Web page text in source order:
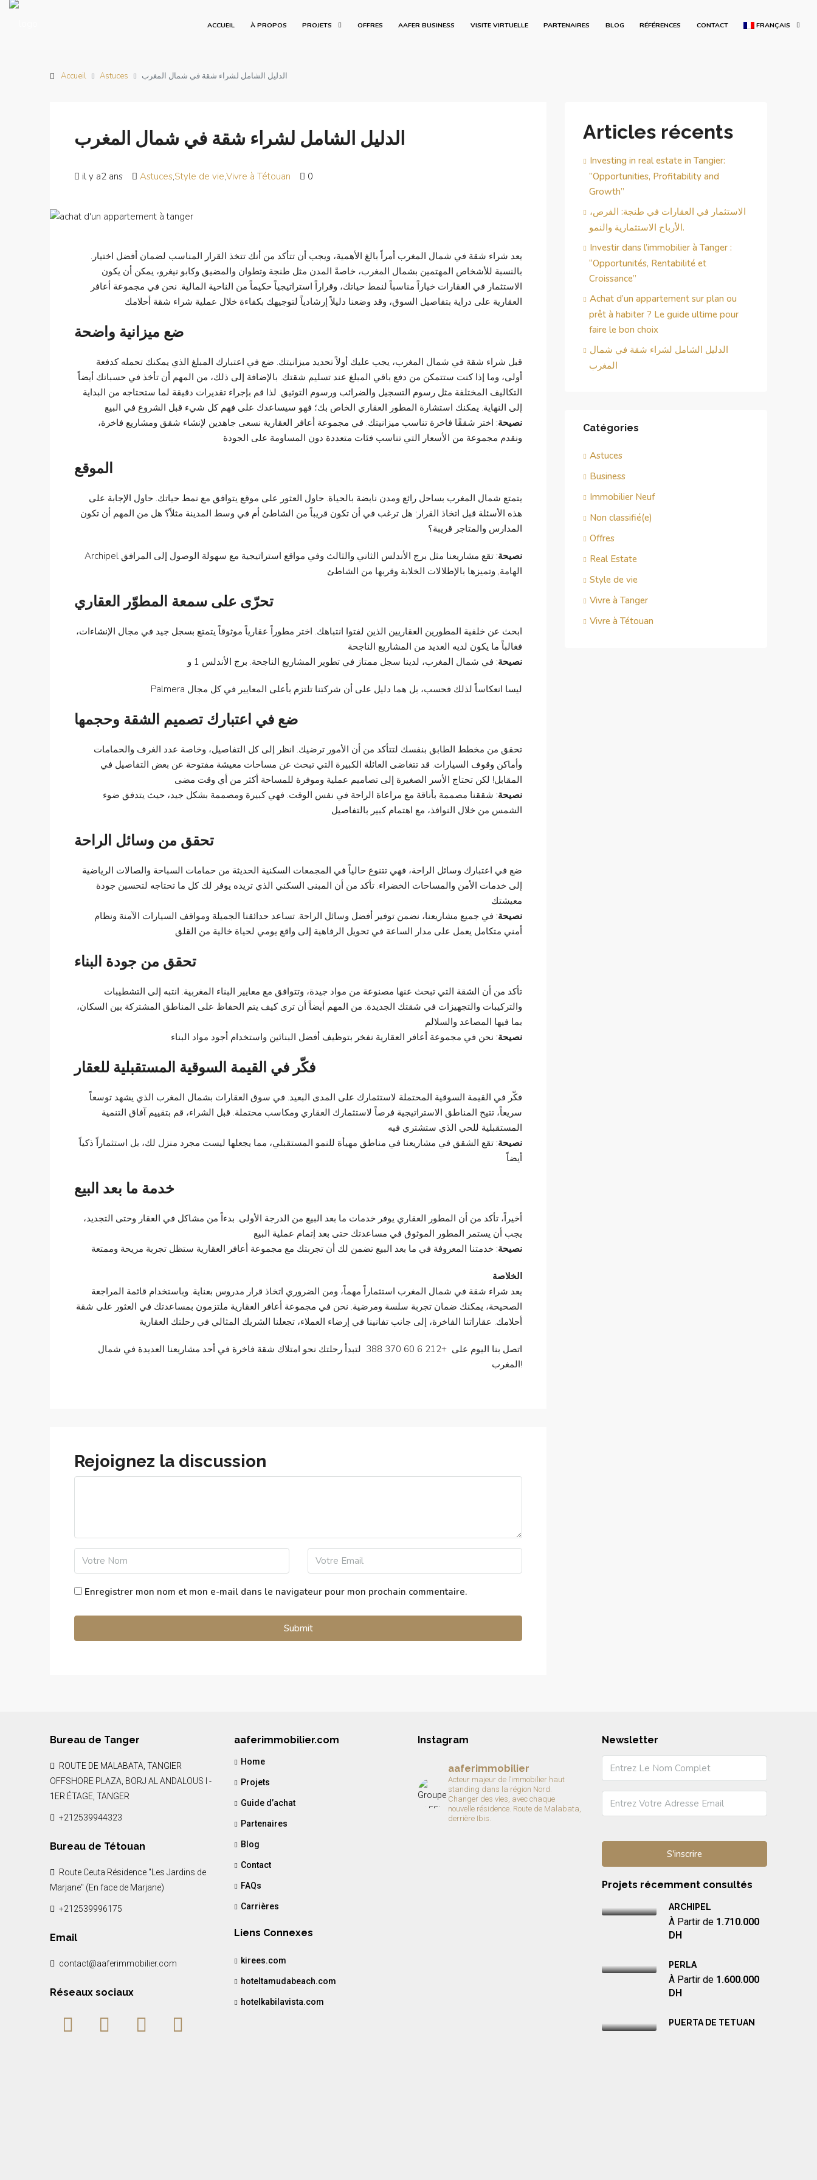
ACCUEIL À PROPOS PROJETS OFFRES AAFER BUSINESS VISITE VIRTUELLE PARTENAIRES BLOG RÉFÉRENCES CONTACT FRANÇAIS
Accueil Astuces الدليل الشامل لشراء شقة في شمال المغرب
الدليل الشامل لشراء شقة في شمال المغرب
il y a2 ans Astuces,Style de vie,Vivre à Tétouan 0
يعد شراء شقة في شمال المغرب أمراً بالغ الأهمية، ويجب أن تتأكد من أنك تتخذ القرار المناسب لضمان أفضل اختيار.
بالنسبة للأشخاص المهتمين بشمال المغرب، خاصةً المدن مثل طنجة وتطوان والمضيق وكابو نيغرو، يمكن أن يكون
الاستثمار في العقارات خياراً مناسباً لنمط حياتك، وقراراً استراتيجياً حكيماً من الناحية المالية. نحن في مجموعة أعافر
العقارية على دراية بتفاصيل السوق، وقد وضعنا دليلاً إرشادياً لتوجيهك بكفاءة خلال عملية شراء شقة أحلامك
ضع ميزانية واضحة
قبل شراء شقة في شمال المغرب، يجب عليك أولاً تحديد ميزانيتك. ضع في اعتبارك المبلغ الذي يمكنك تحمله كدفعة
أولى، وما إذا كنت ستتمكن من دفع باقي المبلغ عند تسليم شقتك. بالإضافة إلى ذلك، من المهم أن تأخذ في حسبانك أيضاً
التكاليف المختلفة مثل رسوم التسجيل والضرائب ورسوم التوثيق. لذا قم بإجراء تقديرات دقيقة لما ستحتاجه من البداية
إلى النهاية. يمكنك استشارة المطور العقاري الخاص بك؛ فهو سيساعدك على فهم كل شيء قبل الشروع في البيع
نصيحة: اختر شققًا فاخرة تناسب ميزانيتك. في مجموعة أعافر العقارية نسعى جاهدين لإنشاء شقق ومشاريع فاخرة،
ونقدم مجموعة من الأسعار التي تناسب فئات متعددة دون المساومة على الجودة
الموقع
يتمتع شمال المغرب بساحل رائع ومدن نابضة بالحياة. حاول العثور على موقع يتوافق مع نمط حياتك. حاول الإجابة على
هذه الأسئلة قبل اتخاذ القرار: هل ترغب في أن تكون قريباً من الشاطئ أم في وسط المدينة مثلاً؟ هل من المهم أن تكون
المدارس والمتاجر قريبة؟
Archipel نصيحة: تقع مشاريعنا مثل برج الأندلس الثاني والثالث وفي مواقع استراتيجية مع سهولة الوصول إلى المرافق
الهامة, وتميزها بالإطلالات الخلابة وقربها من الشاطئ
تحرّى على سمعة المطوّر العقاري
ابحث عن خلفية المطورين العقاريين الذين لفتوا انتباهك. اختر مطوراً عقارياً موثوقاً يتمتع بسجل جيد في مجال الإنشاءات،
فغالباً ما يكون لديه العديد من المشاريع الناجحة
نصيحة: في شمال المغرب، لدينا سجل ممتاز في تطوير المشاريع الناجحة. برج الأندلس 1 و
Palmera ليسا انعكاساً لذلك فحسب، بل هما دليل على أن شركتنا تلتزم بأعلى المعايير في كل مجال
ضع في اعتبارك تصميم الشقة وحجمها
تحقق من مخطط الطابق بنفسك لتتأكد من أن الأمور ترضيك. انظر إلى كل التفاصيل، وخاصة عدد الغرف والحمامات
وأماكن وقوف السيارات. قد تتغاضى العائلة الكبيرة التي تبحث عن مساحات معيشة مفتوحة عن بعض التفاصيل في
المقابل! لكن تحتاج الأسر الصغيرة إلى تصاميم عملية وموفرة للمساحة أكثر من أي وقت مضى
نصيحة: شققنا مصممة بأناقة مع مراعاة الراحة في نفس الوقت. فهي كبيرة ومصممة بشكل جيد، حيث يتدفق ضوء
الشمس من خلال النوافذ، مع اهتمام كبير بالتفاصيل
تحقق من وسائل الراحة
ضع في اعتبارك وسائل الراحة، فهي تتنوع حالياً في المجمعات السكنية الحديثة من حمامات السباحة والصالات الرياضية
إلى خدمات الأمن والمساحات الخضراء. تأكد من أن المبنى السكني الذي تريده يوفر لك كل ما تحتاجه لتحسين جودة
معيشتك
نصيحة: في جميع مشاريعنا، نضمن توفير أفضل وسائل الراحة. تساعد حدائقنا الجميلة ومواقف السيارات الآمنة ونظام
أمني متكامل يعمل على مدار الساعة في تحويل الرفاهية إلى واقع يومي لحياة خالية من القلق
تحقق من جودة البناء
تأكد من أن الشقة التي تبحث عنها مصنوعة من مواد جيدة، وتتوافق مع معايير البناء المغربية. انتبه إلى التشطيبات
والتركيبات والتجهيزات في شقتك الجديدة. من المهم أيضاً أن ترى كيف يتم الحفاظ على المناطق المشتركة بين السكان،
بما فيها المصاعد والسلالم
نصيحة: نحن في مجموعة أعافر العقارية نفخر بتوظيف أفضل البنائين واستخدام أجود مواد البناء
فكّر في القيمة السوقية المستقبلية للعقار
فكّر في القيمة السوقية المحتملة لاستثمارك على المدى البعيد. في سوق العقارات بشمال المغرب الذي يشهد توسعاً
سريعاً، تتيح المناطق الاستراتيجية فرصاً لاستثمارك العقاري ومكاسب محتملة. قبل الشراء، قم بتقييم آفاق التنمية
المستقبلية للحي الذي ستشتري فيه
نصيحة: تقع الشقق في مشاريعنا في مناطق مهيأة للنمو المستقبلي، مما يجعلها ليست مجرد منزل لك، بل استثماراً ذكياً
أيضاً
خدمة ما بعد البيع
أخيراً، تأكد من أن المطور العقاري يوفر خدمات ما بعد البيع من الدرجة الأولى. بدءاً من مشاكل في العقار وحتى التجديد،
يجب أن يستمر المطور الموثوق في مساعدتك حتى بعد إتمام عملية البيع
نصيحة: خدمتنا المعروفة في ما بعد البيع تضمن لك أن تجربتك مع مجموعة أعافر العقارية ستظل تجربة مريحة وممتعة
الخلاصة
يعد شراء شقة في شمال المغرب استثماراً مهماً، ومن الضروري اتخاذ قرار مدروس بعناية. وباستخدام قائمة المراجعة
الصحيحة، يمكنك ضمان تجربة سلسة ومرضية. نحن في مجموعة أعافر العقارية ملتزمون بمساعدتك في العثور على شقة
أحلامك. عقاراتنا الفاخرة، إلى جانب تفانينا في إرضاء العملاء، تجعلنا الشريك المثالي في رحلتك العقارية
اتصل بنا اليوم على +212 6 60 370 388 لتبدأ رحلتك نحو امتلاك شقة فاخرة في أحد مشاريعنا العديدة في شمال
المغرب!
Rejoignez la discussion
Enregistrer mon nom et mon e-mail dans le navigateur pour mon prochain commentaire.
Articles récents
Investing in real estate in Tangier:
”Opportunities, Profitability and
Growth”
الاستثمار في العقارات في طنجة: الفرص،
الأرباح الاستثمارية والنمو.
Investir dans l’immobilier à Tanger :
“Opportunités, Rentabilité et
Croissance”
Achat d’un appartement sur plan ou
prêt à habiter ? Le guide ultime pour
faire le bon choix
الدليل الشامل لشراء شقة في شمال
المغرب
Catégories
Astuces
Business
Immobilier Neuf
Non classifié(e)
Offres
Real Estate
Style de vie
Vivre à Tanger
Vivre à Tétouan
Bureau de Tanger
ROUTE DE MALABATA, TANGIER
OFFSHORE PLAZA, BORJ AL ANDALOUS I -
1ER ÉTAGE, TANGER
+212539944323
Bureau de Tétouan
Route Ceuta Résidence "Les Jardins de
Marjane" (En face de Marjane)
+212539996175
Email
contact@aaferimmobilier.com
Réseaux sociaux
aaferimmobilier.com
Home
Projets
Guide d’achat
Partenaires
Blog
Contact
FAQs
Carrières
Liens Connexes
kirees.com
hoteltamudabeach.com
hotelkabilavista.com
Instagram
aaferimmobilier
Acteur majeur de l’immobilier haut
standing dans la région Nord.
Changer des vies, avec chaque
nouvelle résidence. Route de Malabata,
derrière Ibis.
Newsletter
Projets récemment consultés
ARCHIPEL
À Partir de 1.710.000
DH
PERLA
À Partir de 1.600.000
DH
PUERTA DE TETUAN